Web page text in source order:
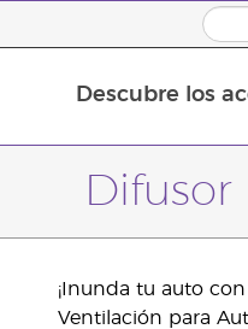
Descubre los
¡Inunda tu auto
Ventilación para